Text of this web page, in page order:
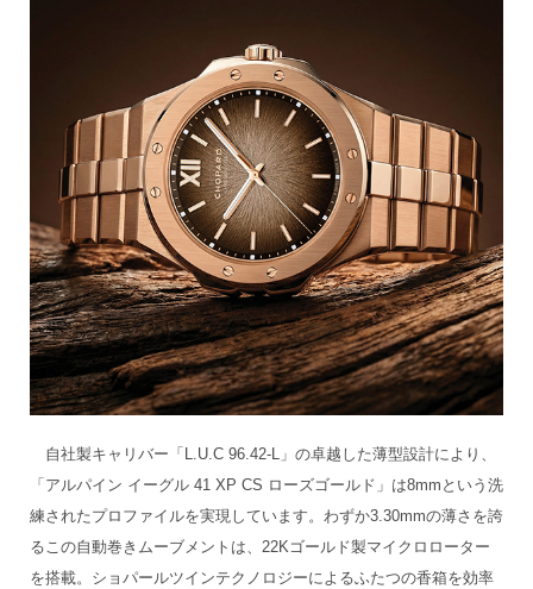
自社製キャリバー「L.U.C 96.42-L」の卓越した薄型設計により、
「アルパイン イーグル 41 XP CS ローズゴールド」は8mmという洗
練されたプロファイルを実現しています。わずか3.30mmの薄さを誇
るこの自動巻きムーブメントは、22Kゴールド製マイクロローター
を搭載。ショパールツインテクノロジーによるふたつの香箱を効率